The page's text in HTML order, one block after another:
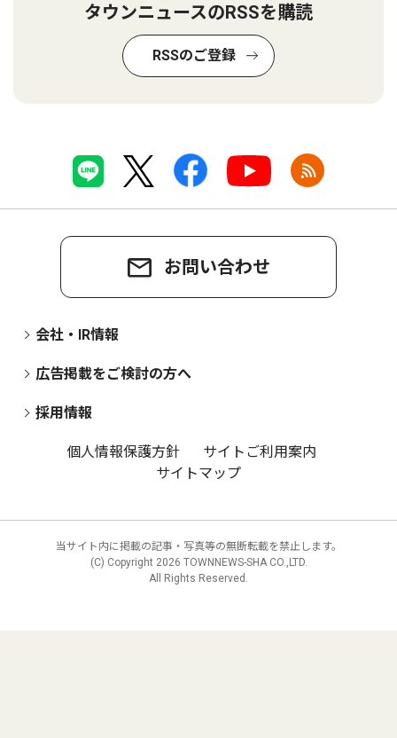
タウンニュースのRSSを購読
RSSのご登録
お問い合わせ
会社・IR情報
広告掲載をご検討の方へ
採用情報
個人情報保護方針
サイトご利用案内
サイトマップ
当サイト内に掲載の記事・写真等の無断転載を禁止します。
(C) Copyright 2026 TOWNNEWS-SHA CO.,LTD.
All Rights Reserved.